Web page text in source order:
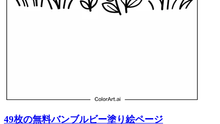
49枚の無料バンブルビー塗り絵ページ